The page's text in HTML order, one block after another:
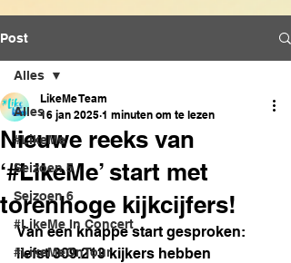
Post
Alles
#LikeMe
Seizoen 5
Seizoen 6
#LikeMe In Concert
#LikeMeOnTour
Alles
Nieuwe reeks van
‘#LikeMe’ start met
torenhoge kijkcijfers!
LikeMe Team
16 jan 2025 1 minuten om te lezen
Van een knappe start gesproken:
liefst 309.213 kijkers hebben